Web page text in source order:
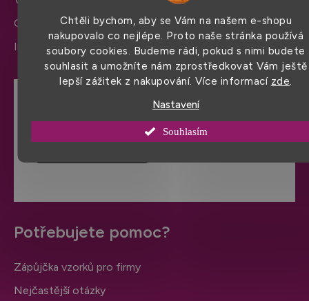
Chtěli bychom, aby se Vám na našem e-shopu
nakupovalo co nejlépe. Proto naše stránka používá
soubory cookies. Budeme rádi, pokud s nimi budete
souhlasit a umožníte nám zprostředkovat Vám ještě
lepší zážitek z nakupování. Více informací zde.
Nastavení
Souhlasím
Hodnocení obchodu
Ochrana osobních údajů
Informace a nastavení cookies
Potřebujete pomoc?
Zápůjčka vzorků pro firmy
Nejčastější otázky